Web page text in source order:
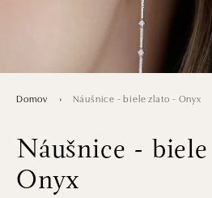
Domov Náušnice - biele zlato - Onyx
Náušnice -
Onyx